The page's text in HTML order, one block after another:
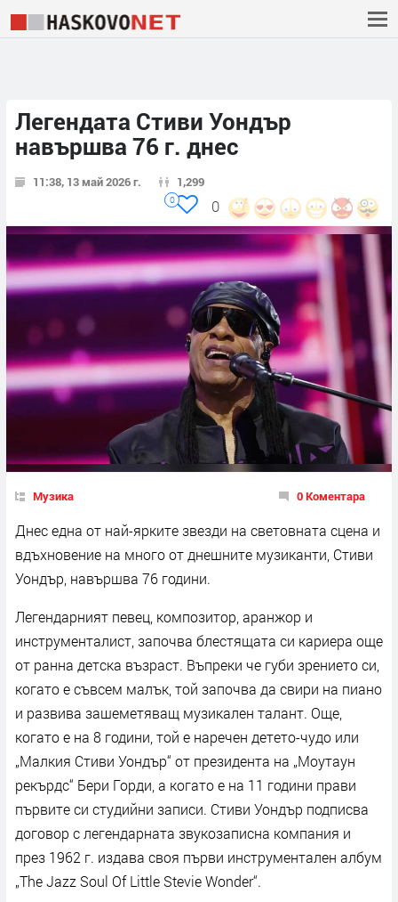
Легендата Стиви Уондър
навършва 76 г. днес
11:38, 13 май 2026 г. 1,299
0
0
Музика 0 Коментара
Днес една от най-ярките звезди на световната сцена и
вдъхновение на много от днешните музиканти, Стиви
Уондър, навършва 76 години.
Легендарният певец, композитор, аранжор и
инструменталист, започва блестящата си кариера още
от ранна детска възраст. Въпреки че губи зрението си,
когато е съвсем малък, той започва да свири на пиано
и развива зашеметяващ музикален талант. Още,
когато е на 8 години, той е наречен детето-чудо или
„Малкия Стиви Уондър“ от президента на „Моутаун
рекърдс“ Бери Горди, а когато е на 11 години прави
първите си студийни записи. Стиви Уондър подписва
договор с легендарната звукозаписна компания и
през 1962 г. издава своя първи инструментален албум
„The Jazz Soul Of Little Stevie Wonder“.